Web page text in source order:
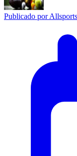
Publicado porAllsports